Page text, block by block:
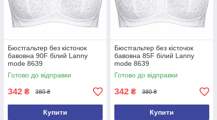
Бюстгальтер без кісточок
бавовна 90F білий Lanny
mode 8639
Готово до відправки
342 ₴ 380 ₴
Купити
Бюстгальтер без кісточок
бавовна 85F білий Lanny
mode 8639
Готово до відправки
342 ₴ 380 ₴
Купити